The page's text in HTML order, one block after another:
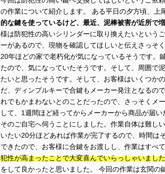
の作業について紹介します。 ある平日の夕方頃、
的な鍵を使っているけど、最近、泥棒被害が近所で
様は防犯性の高いシリンダーに取り換えたいという
ーがあるので、現物を確認してほしいと伝えさっそ
20年ほどの家で老朽化が気になっているそうです。
たので、気になっていたそうです。そして、周囲で
たいと思ったそうです。そして、お客様はいくつか
だ、ディンプルキーで合鍵もメーカー発注となるの
れでもかまわないとのことだったので、さっそくメ
して、1週間ほど経ってからメーカーから商品が届
そのご自宅へ伺うことにしました。作業自体は難し
いたい20分ほどあれば作業が完了するので、時間は
できたので、お客様に合鍵をお渡しし、作業はすべて
犯性が高まったことで大変喜んでいらっしゃいました
をして良かったと思いました。 今回の作業は玄関